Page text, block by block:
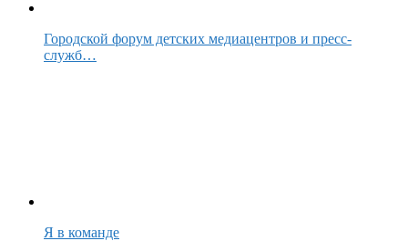
Городской форум детских медиацентров и пресс-
служб…
Я в команде